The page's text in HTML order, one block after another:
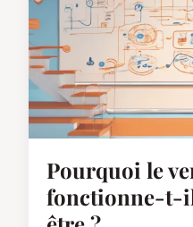
Pourquoi le
fonctionne-t-